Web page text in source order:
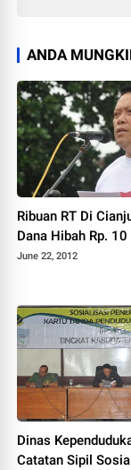
ANDA
Ribuan RT Di
Dana Hibah Rp.
June 22, 2012
Dinas
Catatan Sipil